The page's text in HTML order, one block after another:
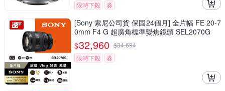
限時下殺 券
[Sony 索尼公司貨 保固24個月] 全片幅 FE 20-7
0mm F4 G 超廣角標準變焦鏡頭 SEL2070G
$32,960 $34,694
限時下殺
券